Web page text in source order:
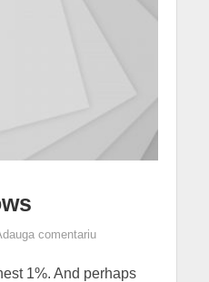
comentariu
1%. And perhaps